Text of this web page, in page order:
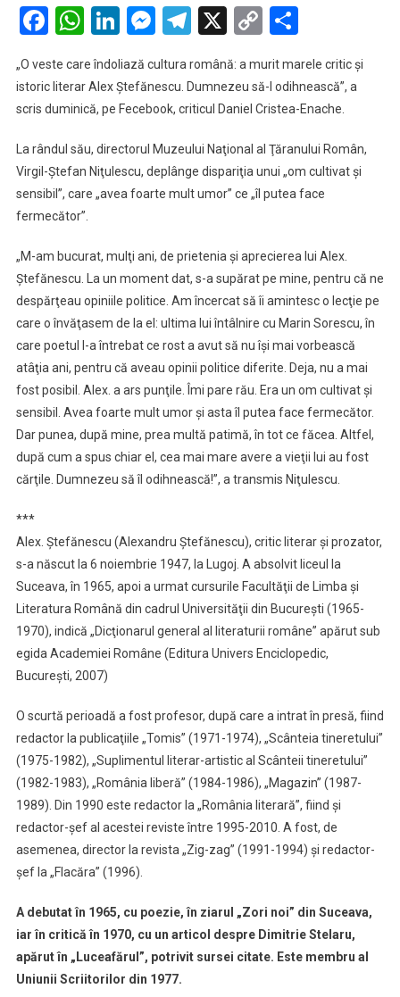
Alex
Ştefănescu
a
la
76
de
Facebook
WhatsApp
LinkedIn
Messenger
Telegram
X Copy
„O veste care îndoliază cultura română: a murit marele critic şi
istoric literar Alex Ştefănescu. Dumnezeu să-l odihnească”, a
scris duminică, pe Fecebook, criticul Daniel Cristea-Enache.
La rândul său, directorul Muzeului Naţional al Ţăranului Român,
Virgil-Ştefan Niţulescu, deplânge dispariţia unui „om cultivat şi
sensibil”, care „avea foarte mult umor” ce „îl putea face
fermecător”.
„M-am bucurat, mulţi ani, de prietenia şi aprecierea lui Alex.
Ştefănescu. La un moment dat, s-a supărat pe mine, pentru că ne
despărţeau opiniile politice. Am încercat să îi amintesc o lecţie pe
care o învăţasem de la el: ultima lui întâlnire cu Marin Sorescu, în
care poetul l-a întrebat ce rost a avut să nu îşi mai vorbească
atâţia ani, pentru că aveau opinii politice diferite. Deja, nu a mai
fost posibil. Alex. a ars punţile. Îmi pare rău. Era un om cultivat şi
sensibil. Avea foarte mult umor şi asta îl putea face fermecător.
Dar punea, după mine, prea multă patimă, în tot ce făcea. Altfel,
după cum a spus chiar el, cea mai mare avere a vieţii lui au fost
cărţile. Dumnezeu să îl odihnească!”, a transmis Niţulescu.
***
Alex. Ştefănescu (Alexandru Ştefănescu), critic literar şi prozator,
s-a născut la 6 noiembrie 1947, la Lugoj. A absolvit liceul la
Suceava, în 1965, apoi a urmat cursurile Facultăţii de Limba şi
Literatura Română din cadrul Universităţii din Bucureşti (1965-
1970), indică „Dicţionarul general al literaturii române” apărut sub
egida Academiei Române (Editura Univers Enciclopedic,
Bucureşti, 2007)
O scurtă perioadă a fost profesor, după care a intrat în presă, fiind
redactor la publicaţiile „Tomis” (1971-1974), „Scânteia tineretului”
(1975-1982), „Suplimentul literar-artistic al Scânteii tineretului”
(1982-1983), „România liberă” (1984-1986), „Magazin” (1987-
1989). Din 1990 este redactor la „România literară”, fiind şi
redactor-şef al acestei reviste între 1995-2010. A fost, de
asemenea, director la revista „Zig-zag” (1991-1994) şi redactor-
şef la „Flacăra” (1996).
A debutat în 1965, cu poezie, în ziarul „Zori noi” din Suceava,
iar în critică în 1970, cu un articol despre Dimitrie Stelaru,
apărut în „Luceafărul”, potrivit sursei citate. Este membru al
Uniunii Scriitorilor din 1977.